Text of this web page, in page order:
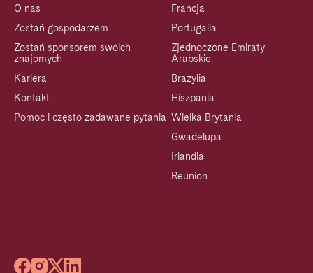
O nas
Zostań gospodarzem
Zostań sponsorem swoich
znajomych
Kariera
Kontakt
Pomoc i często zadawane pytania
Francja
Portugalia
Zjednoczone Emiraty
Arabskie
Brazylia
Hiszpania
Wielka Brytania
Gwadelupa
Irlandia
Reunion